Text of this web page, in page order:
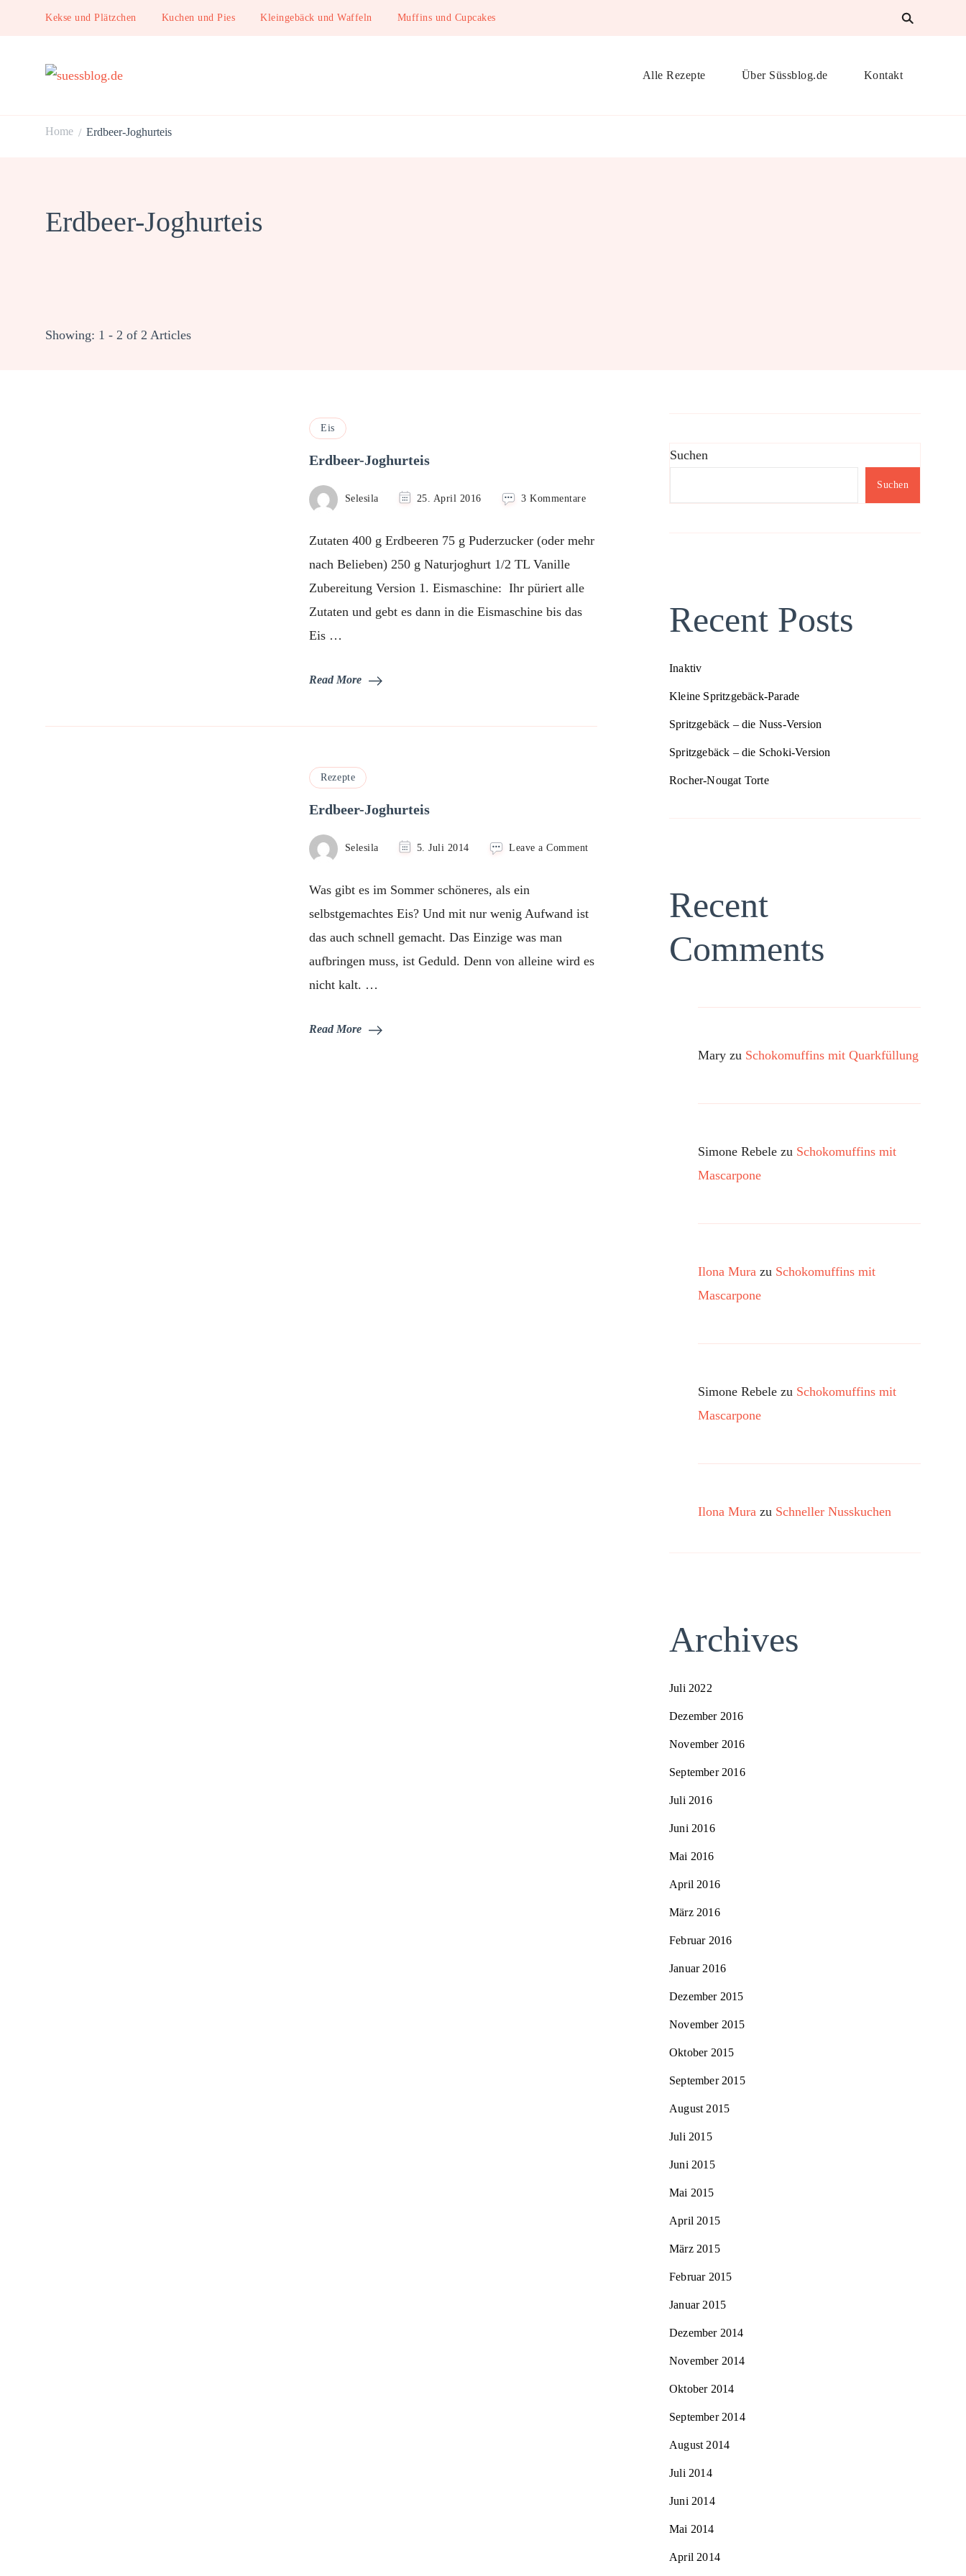
Kekse und Plätzchen Kuchen und Pies Kleingebäck und Waffeln Muffins und Cupcakes
Alle Rezepte Über Süssblog.de Kontakt
Home / Erdbeer-Joghurteis
Erdbeer-Joghurteis
Showing: 1 - 2 of 2 Articles
Eis
Erdbeer-Joghurteis
Selesila 25. April 2016 3 Kommentarezu
Zutaten 400 g Erdbeeren 75 g Puderzucker (oder mehr
nach Belieben) 250 g Naturjoghurt 1/2 TL Vanille
Zubereitung Version 1. Eismaschine: Ihr püriert alle
Zutaten und gebt es dann in die Eismaschine bis das
Eis …
Read More
Rezepte
Erdbeer-Joghurteis
Selesila 5. Juli 2014 Leave a Commenton
Was gibt es im Sommer schöneres, als ein
selbstgemachtes Eis? Und mit nur wenig Aufwand ist
das auch schnell gemacht. Das Einzige was man
aufbringen muss, ist Geduld. Denn von alleine wird es
nicht kalt. …
Read More
Suchen
Suchen
Recent Posts
Inaktiv
Kleine Spritzgebäck-Parade
Spritzgebäck – die Nuss-Version
Spritzgebäck – die Schoki-Version
Rocher-Nougat Torte
Recent
Comments
Mary zu Schokomuffins mit Quarkfüllung
Simone Rebele zu Schokomuffins mit
Mascarpone
Ilona Mura zu Schokomuffins mit
Mascarpone
Simone Rebele zu Schokomuffins mit
Mascarpone
Ilona Mura zu Schneller Nusskuchen
Archives
Juli 2022
Dezember 2016
November 2016
September 2016
Juli 2016
Juni 2016
Mai 2016
April 2016
März 2016
Februar 2016
Januar 2016
Dezember 2015
November 2015
Oktober 2015
September 2015
August 2015
Juli 2015
Juni 2015
Mai 2015
April 2015
März 2015
Februar 2015
Januar 2015
Dezember 2014
November 2014
Oktober 2014
September 2014
August 2014
Juli 2014
Juni 2014
Mai 2014
April 2014